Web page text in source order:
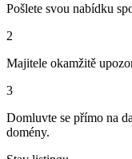
Pošlete svou nabídku
2
Majitele okamžitě
3
Domluvte se přímo na
domény.